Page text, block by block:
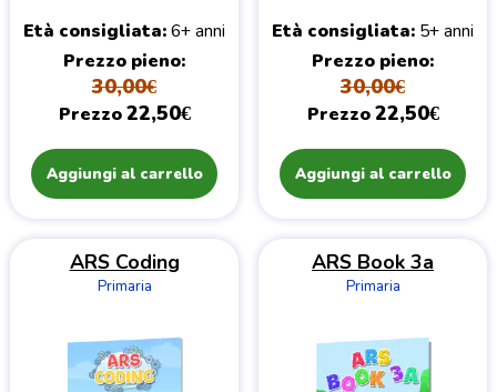
Età consigliata 6+ anni
Prezzo pieno
30,00€
Prezzo 22,50€
Aggiungi al carrello
Età consigliata 5+ anni
Prezzo pieno
30,00€
Prezzo 22,50€
Aggiungi al carrello
ARS Coding
Primaria
ARS Book 3a
Primaria